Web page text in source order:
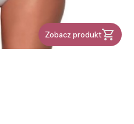
Zobacz produkt